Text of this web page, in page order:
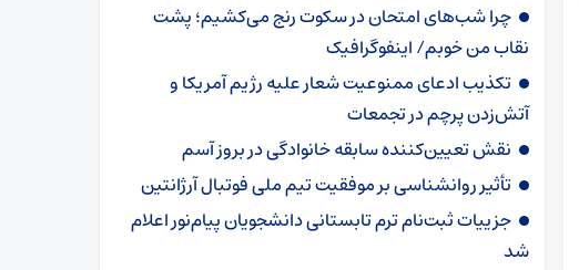
چرا شب‌های امتحان در سکوت رنج می‌کشیم؛ پشت
نقاب من خوبم/ اینفوگرافیک
تکذیب ادعای ممنوعیت شعار علیه رژیم آمریکا و
آتش‌زدن پرچم در تجمعات
نقش تعیین‌کننده سابقه خانوادگی در بروز آسم
تأثیر روانشناسی بر موفقیت تیم ملی فوتبال آرژانتین
جزییات ثبت‌نام ترم تابستانی دانشجویان پیام‌نور اعلام
شد